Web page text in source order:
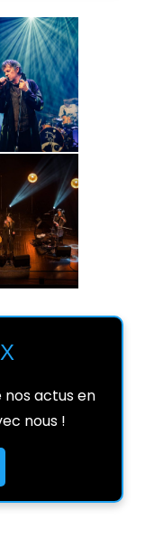
nos actus en
nous !